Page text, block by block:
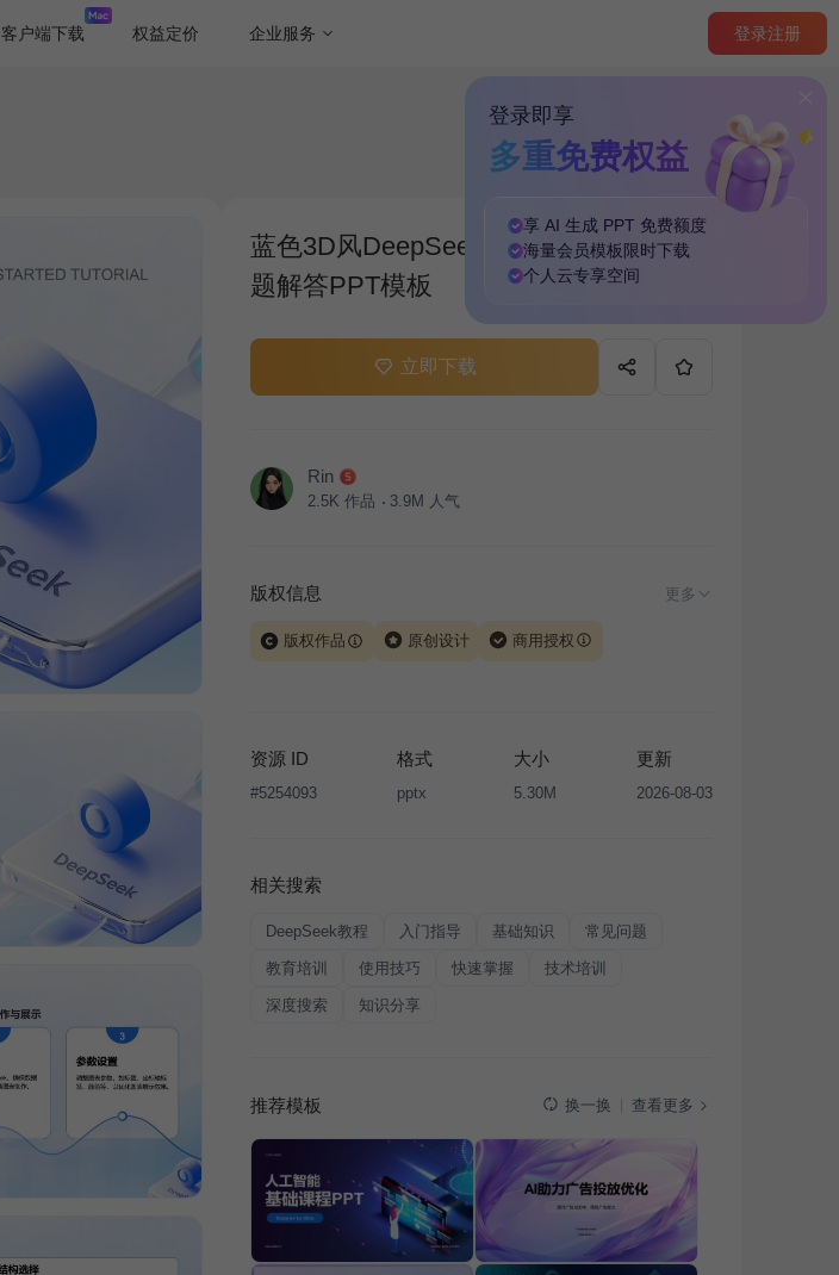
客户端下载 权益定价 企业服务 登录注册
登录即享
多重免费权益
享 AI 生成 PPT 免费额度
海量会员模板 限时下载
个人云专享空间
蓝色3D风DeepSeek入门教程与常见问
题解答PPT模板
立即下载
Rin
2.5K 作品 3.9M 人气
版权信息 更多
版权作品 原创设计 商用授权
让、出售或出租，未经投权许可任何人不得擅自转载和分发，否则
将接照我国著作权法的相关规定承担相应法律责任。
资源 ID
#5254093
格式
pptx
大小
5.30M
更新
2026-08-03
相关搜索
DeepSeek教程 入门指导 基础知识 常见问题
教育培训 使用技巧 快速掌握 技术培训
深度搜索 知识分享
推荐模板 换一换 查看更多